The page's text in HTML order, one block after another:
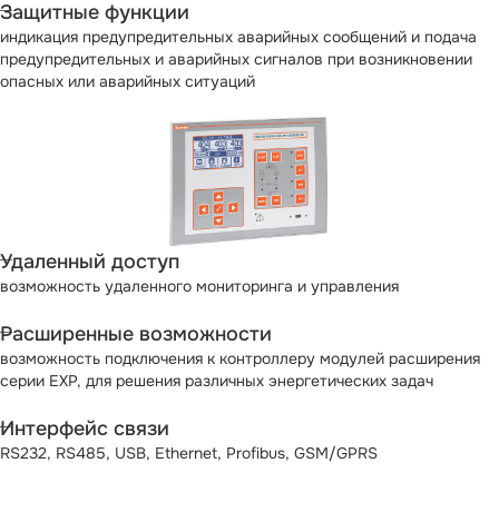
Защитные функции
индикация предупредительных аварийных сообщений и подача
предупредительных и аварийных сигналов при возникновении
опасных или аварийных ситуаций
Удаленный доступ
возможность удаленного мониторинга и управления
Расширенные возможности
возможность подключения к контроллеру модулей расширения
серии EXP, для решения различных энергетических задач
Интерфейс связи
RS232, RS485, USB, Ethernet, Profibus, GSM/GPRS